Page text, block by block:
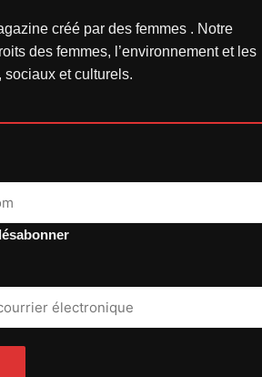
créé par des femmes . Notre
des femmes, l’environnement et les
et culturels.